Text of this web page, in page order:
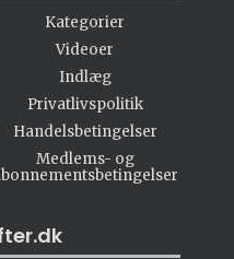
Kategorier
Videoer
Indlæg
Privatlivspolitik
Handelsbetingelser
Medlems- og